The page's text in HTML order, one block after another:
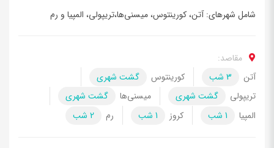
شامل شهرهای: آتن، کورینتوس، میسنی‌ها،تریپولی، المپیا و رم
مقاصد:
آتن
3 شب کورینتوس
گشت شهری
تریپولی
گشت شهری میسنی‌ها
گشت شهری
المپیا
1 شب کروز 1 شب رم 2 شب